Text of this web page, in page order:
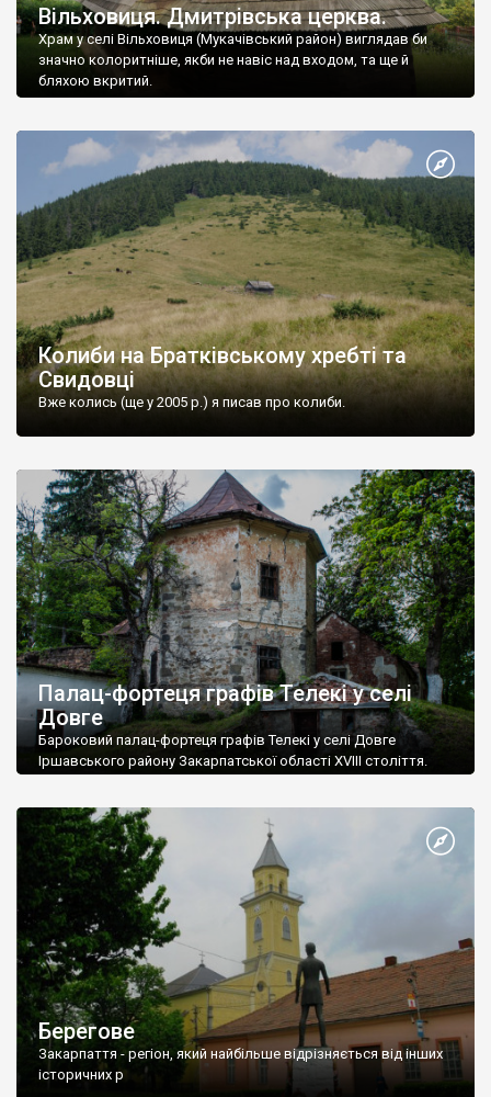
Вільховиця. Дмитрівська церква.
Храм у селі Вільховиця (Мукачівський район) виглядав би
значно колоритніше, якби не навіс над входом, та ще й
бляхою вкритий.
Колиби на Братківському хребті та
Свидовці
Вже колись (ще у 2005 р.) я писав про колиби.
Палац-фортеця графів Телекі у селі
Довге
Бароковий палац-фортеця графів Телекі у селі Довге
Іршавського району Закарпатської області XVIII століття.
Берегове
Закарпаття - регіон, який найбільше відрізняється від інших
історичних р